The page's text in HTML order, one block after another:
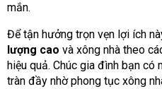
mắn.
Để tận hưởng trọn vẹn lợi ích
lượng cao và xông nhà theo
hiệu quả. Chúc gia đình bạn
tràn đầy nhờ phong tục xông